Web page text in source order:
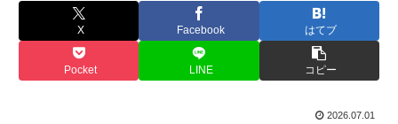
X Facebook はてブ
Pocket LINE コピー
2026.07.01